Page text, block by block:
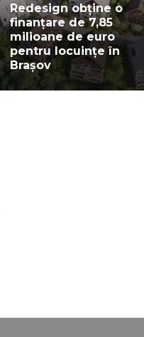
Redesign obține o
finanțare de 7,85
milioane de euro
pentru locuințe în
Brașov